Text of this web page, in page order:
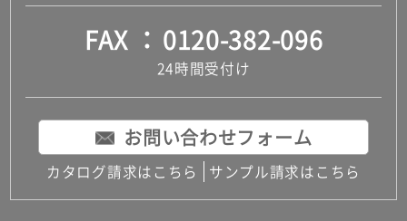
FAX 0120-382-096
24時間受付け
お問い合わせフォーム
カタログ請求はこちら サンプル請求はこちら